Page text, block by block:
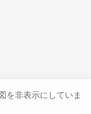
を非表示にしていま